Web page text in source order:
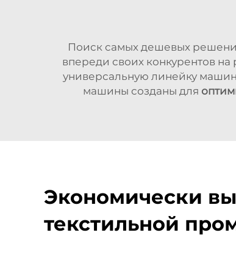
Поиск самых дешевых
впереди своих конкурентов
универсальную линейку
машины созданы для
Экономически
текстильной